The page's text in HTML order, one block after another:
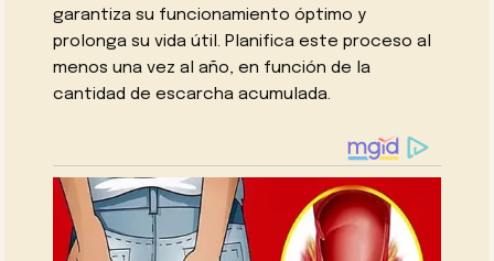
garantiza su funcionamiento óptimo y
prolonga su vida útil. Planifica este proceso al
menos una vez al año, en función de la
cantidad de escarcha acumulada.